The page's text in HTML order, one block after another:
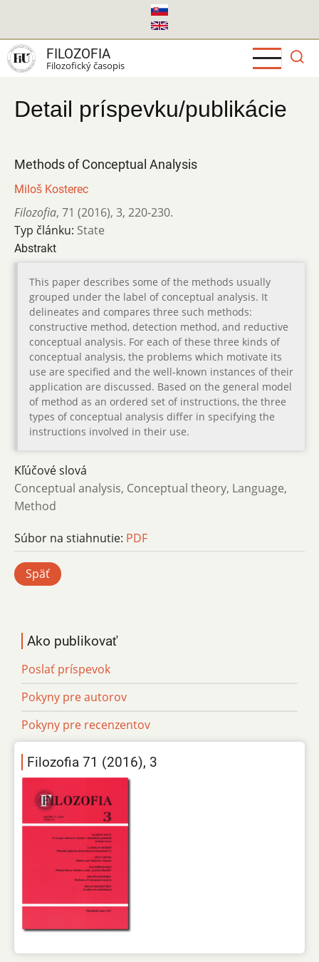
hlavný
obsah
FILOZOFIA
Filozofický časopis
Detail príspevku/publikácie
Methods of Conceptual Analysis
Miloš Kosterec
Filozofia, 71 (2016), 3, 220-230.
Typ článku: State
Abstrakt
This paper describes some of the methods usually
grouped under the label of conceptual analysis. It
delineates and compares three such methods:
constructive method, detection method, and reductive
conceptual analysis. For each of these three kinds of
conceptual analysis, the problems which motivate its
use are specified and the well-known instances of their
application are discussed. Based on the general model
of method as an ordered set of instructions, the three
types of conceptual analysis differ in specifying the
instructions involved in their use.
Kľúčové slová
Conceptual analysis, Conceptual theory, Language,
Method
Súbor na stiahnutie: PDF
Späť
Ako publikovať
Poslať príspevok
Pokyny pre autorov
Pokyny pre recenzentov
Filozofia 71 (2016), 3